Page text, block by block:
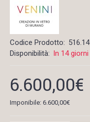
Codice Prodotto: 516.14
Disponibilità: In 14 giorni
6.600,00€
Imponibile: 6.600,00€